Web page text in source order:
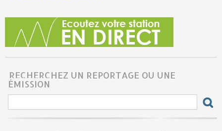
RECHERCHEZ UN REPORTAGE OU UNE
ÉMISSION